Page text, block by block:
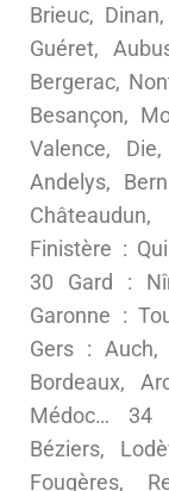
Brieuc,
Guéret,
Bergerac,
Besançon,
Valence,
Andelys,
Finistère :
30 Gard :
Garonne :
Gers : Auch,
Bordeaux,
Médoc… 34
Béziers,
Fougères,